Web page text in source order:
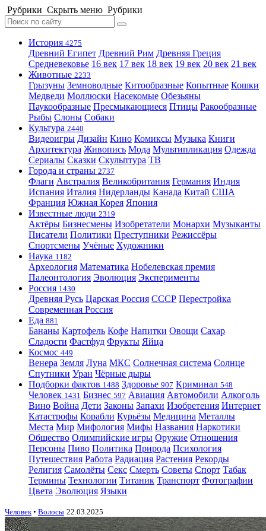
Рубрики Скрыть меню Рубрики
История 4275
Древний Египет Древний Рим Древняя Греция
Средневековье 16 век 17 век 18 век 19 век 20 век 21 век
Животные 2233
Грызуны Земноводные Китообразные Копытные Кошки
Медведи Моллюски Насекомые Обезьяны
Паукообразные Пресмыкающиеся Птицы Ракообразные
Рыбы Слоны Собаки
Культура 2440
Видеоигры Дизайн Кино Комиксы Музыка Книги
Архитектура Живопись Мода Мультипликация Одежда
Сериалы Сказки Скульптура ТВ
Города и страны 2737
Флаги Австралия Великобритания Германия Индия
Испания Италия Нидерланды Канада Китай США
Франция Южная Корея Япония
Известные люди 2319
Актёры Бизнесмены Изобретатели Монархи Музыканты
Писатели Политики Преступники Режиссёры
Спортсмены Учёные Художники
Наука 1182
Археология Математика Нобелевская премия
Палеонтология Эволюция Эксперименты
Россия 1430
Древняя Русь Царская Россия СССР Перестройка
Современная Россия
Еда 881
Бананы Картофель Кофе Напитки Овощи Сахар
Сладости Фастфуд Фрукты Яйца
Космос 449
Венера Земля Луна МКС Солнечная система Солнце
Спутники Уран Чёрные дыры
Подборки фактов 1488 Здоровье 907 Криминал 548
Человек 1431 Бизнес 597 Авиация Автомобили Алкоголь
Вино Война Дети Законы Запахи Изобретения Интернет
Катастрофы Корабли Курьёзы Медицина Металлы
Места Мир Мифология Мифы Названия Наркотики
Общество Олимпийские игры Оружие Отношения
Персоны Пиво Политика Природа Психология
Путешествия Работа Радиация Растения Рекорды
Религия Самолёты Секс Смерть Советы Спорт Табак
Термины Технологии Титаник Транспорт Фотографии
Цвета Эволюция Языки
Человек• Волосы 22.03.2025